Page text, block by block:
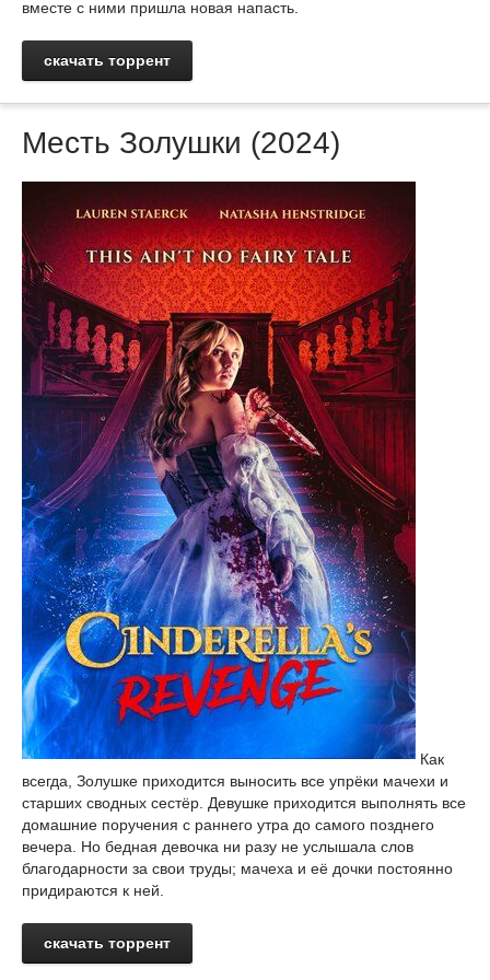
вместе с ними пришла новая напасть.
скачать торрент
Месть Золушки (2024)
Как
всегда, Золушке приходится выносить все упрёки мачехи и
старших сводных сестёр. Девушке приходится выполнять все
домашние поручения с раннего утра до самого позднего
вечера. Но бедная девочка ни разу не услышала слов
благодарности за свои труды; мачеха и её дочки постоянно
придираются к ней.
скачать торрент